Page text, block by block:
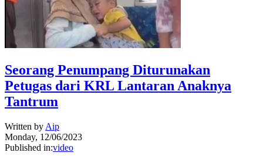
Seorang Penumpang Diturunakan
Petugas dari KRL Lantaran Anaknya
Tantrum
Written by Aip
Monday, 12/06/2023
Published in:video